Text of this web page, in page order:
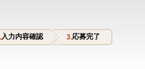
入力内容確認 応募完了